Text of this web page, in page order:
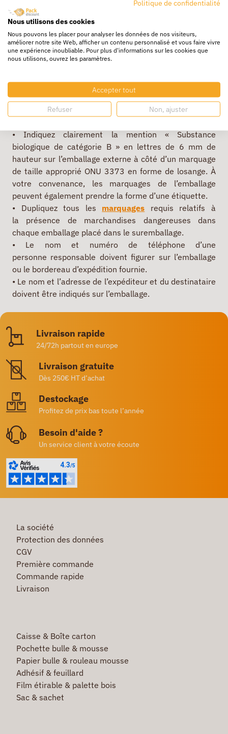
de sceller l’emballage externe, vous
devez dresser une liste détaillée de son contenu
et l’insérer entre l’emballage secondaire et
l’emballage externe.
expéditions
Répertoriées en tant que « Substance biologique de
• Indiquez clairement la mention « Substance
biologique de catégorie B » en lettres de 6 mm de
hauteur sur l’emballage externe à côté d’un marquage
de taille approprié ONU 3373 en forme de losange. À
votre convenance, les marquages de l’emballage
peuvent également prendre la forme d’une étiquette.
• Dupliquez tous les marquages requis relatifs à
la présence de marchandises dangereuses dans
chaque emballage placé dans le suremballage.
• Le nom et numéro de téléphone d’une
personne responsable doivent figurer sur l’emballage
ou le bordereau d’expédition fournie.
• Le nom et l’adresse de l’expéditeur et du destinataire
doivent être indiqués sur l’emballage.
Livraison rapide
24/72h partout en europe
Livraison gratuite
Dès 250€ HT d’achat
Destockage
Profitez de prix bas toute l’année
Besoin d'aide ?
Un service client à votre écoute
La société
Protection des données
CGV
Première commande
Commande rapide
Livraison
Caisse & Boîte carton
Pochette bulle & mousse
Papier bulle & rouleau mousse
Adhésif & feuillard
Film étirable & palette bois
Sac & sachet
Politique de confidentialité
Nous utilisons des cookies
Nous pouvons les placer pour analyser les données de nos visiteurs,
améliorer notre site Web, afficher un contenu personnalisé et vous faire vivre
une expérience inoubliable. Pour plus d'informations sur les cookies que
nous utilisons, ouvrez les paramètres.
Accepter tout
Refuser Non, ajuster